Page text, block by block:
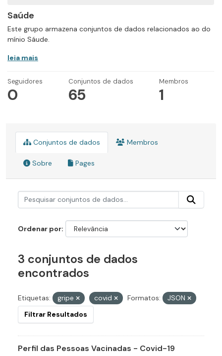
Saúde
Este grupo armazena conjuntos de dados relacionados ao do
mínio Sáude.
leia mais
Seguidores
0
Conjuntos de dados
65
Membros
1
Conjuntos de dados Membros
Sobre Pages
Ordenar por
3 conjuntos de dados
encontrados
Etiquetas: gripe covid Formatos:
JSON
Filtrar Resultados
Perfil das Pessoas Vacinadas - Covid-19